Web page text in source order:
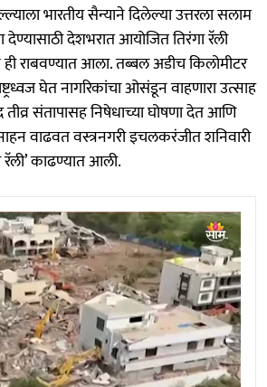
भारतीय सैन्याने दिलेल्या उत्तरला सलाम
देण्यासाठी देशभरात आयोजित तिरंगा रॅली
राबवण्यात आला. तब्बल अडीच किलोमीटर
घेत नागरिकांचा ओसंडून वाहणारा उत्साह
संतापासह निषेधाच्या घोषणा देत आणि
वाढवत वस्त्रनगरी इचलकरंजीत शनिवारी
काढण्यात आली.